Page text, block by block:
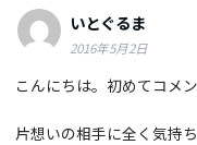
いとぐるま
2016年5月2日
こんにちは。初めてコメン
片想いの相手に全く気持